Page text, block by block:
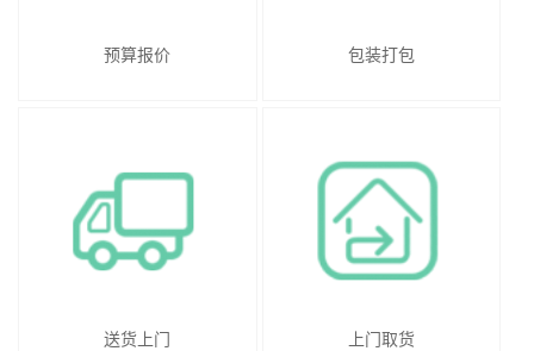
预算报价 包装打包
送货上门 上门取货